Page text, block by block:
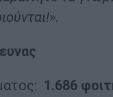
».
1.686